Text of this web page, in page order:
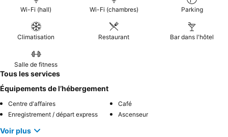
Wi-Fi (hall) Wi-Fi (chambres) Parking
Climatisation Restaurant Bar dans l'hôtel
Salle de fitness
Tous les services
Équipements de l’hébergement
Centre d'affaires
Café
Enregistrement / départ express
Ascenseur
Voir plus